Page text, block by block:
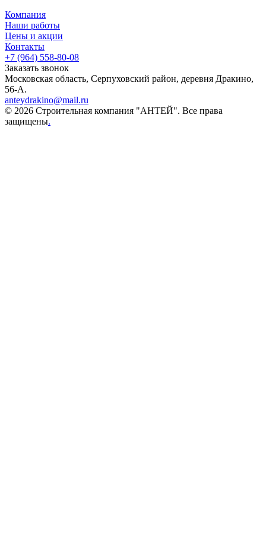
Компания
Наши работы
Цены и акции
Контакты
+7 (964) 558-80-08
Заказать звонок
Московская область, Серпуховский район, деревня Дракино,
56-А.
anteydrakino@mail.ru
© 2026 Строительная компания "АНТЕЙ". Все права
защищены.